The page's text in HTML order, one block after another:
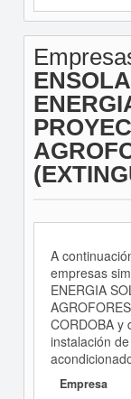
A
empresas
ENERGIA
CORDOBA y
instalación
Empresa